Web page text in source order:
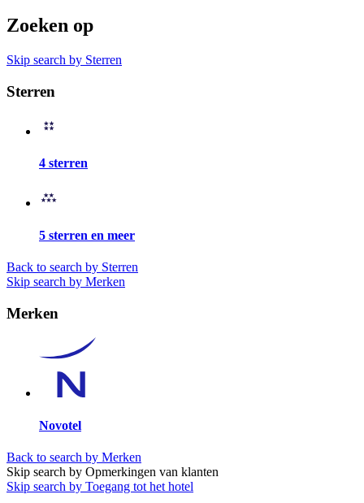
Zoeken op
Skip search by Sterren
Sterren
4 sterren
5 sterren en meer
Back to search by Sterren
Skip search by Merken
Merken
Novotel
Back to search by Merken
Skip search by Opmerkingen van klanten
Skip search by Toegang tot het hotel